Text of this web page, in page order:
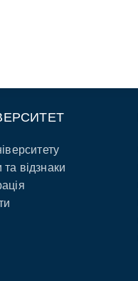
відзнаки